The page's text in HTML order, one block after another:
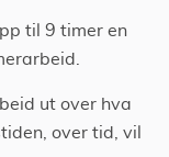
til 9 timer en
ut over hva
over tid, vil